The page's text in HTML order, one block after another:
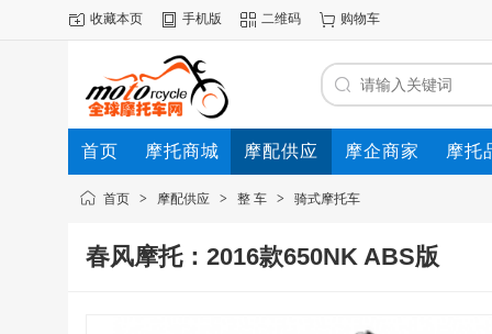
收藏本页 手机版 二维码 购物车
首页 摩托商城 摩配供应 摩企商家 摩托
动态首页 > 摩配供应 > 整 车 > 骑式摩托车
春风摩托：2016款650NK ABS版